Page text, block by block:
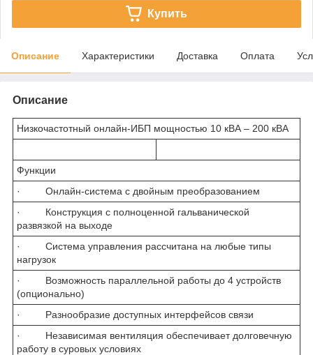
Купить
Описание Характеристики Доставка Оплата
Описание
Низкочастотный онлайн-ИБП мощностью 10 кВА – 200 кВА
Функции
· Онлайн-система с двойным преобразованием
· Конструкция с полноценной гальванической
развязкой на выходе
· Система управления рассчитана на любые типы
нагрузок
· Возможность параллельной работы до 4 устройств
(опционально)
· Разнообразие доступных интерфейсов связи
· Независимая вентиляция обеспечивает долговечную
работу в суровых условиях